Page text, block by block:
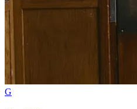
G